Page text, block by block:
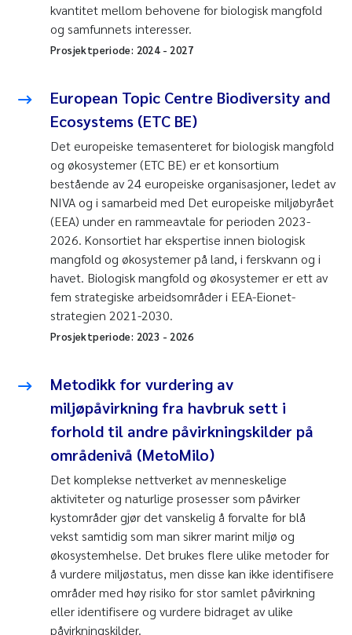
kvantitet mellom behovene for biologisk mangfold
og samfunnets interesser.
Prosjektperiode: 2024- 2027
European Topic Centre Biodiversity and
Ecosystems (ETC BE)
Det europeiske temasenteret for biologisk mangfold
og økosystemer (ETC BE) er et konsortium
bestående av 24 europeiske organisasjoner, ledet av
NIVA og i samarbeid med Det europeiske miljøbyrået
(EEA) under en rammeavtale for perioden 2023-
2026. Konsortiet har ekspertise innen biologisk
mangfold og økosystemer på land, i ferskvann og i
havet. Biologisk mangfold og økosystemer er ett av
fem strategiske arbeidsområder i EEA-Eionet-
strategien 2021-2030.
Prosjektperiode: 2023 - 2026
Metodikk for vurdering av
miljøpåvirkning fra havbruk sett i
forhold til andre påvirkningskilder på
områdenivå (MetoMilo)
Det komplekse nettverket av menneskelige
aktiviteter og naturlige prosesser som påvirker
kystområder gjør det vanskelig å forvalte for blå
vekst samtidig som man sikrer marint miljø og
økosystemhelse. Det brukes flere ulike metoder for
å vurdere miljøstatus, men disse kan ikke identifisere
områder med høy risiko for stor samlet påvirkning
eller identifisere og vurdere bidraget av ulike
påvirkningskilder.